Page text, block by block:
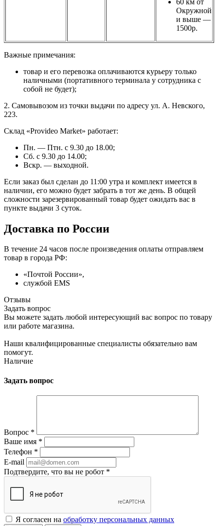
Окружной
и выше —
1500р.
Важные примечания:
товар и его перевозка оплачиваются курьеру только
наличными (портативного терминала у сотрудника с
собой не будет);
2. Самовывозом из точки выдачи по адресу ул. А. Невского,
223.
Склад «Provideo Market» работает:
Пн. — Птн. с 9.30 до 18.00;
Сб. с 9.30 до 14.00;
Вскр. — выходной.
Если заказ был сделан до 11:00 утра и комплект имеется в
наличии, его можно будет забрать в тот же день. В общей
сложности зарезервированный товар будет ожидать вас в
пункте выдачи 3 суток.
Доставка по России
В течение 24 часов после произведения оплаты отправляем
товар в города РФ:
«Почтой России»,
службой EMS
Отзывы
Задать вопрос
Вы можете задать любой интересующий вас вопрос по товару
или работе магазина.
Наши квалифицированные специалисты обязательно вам
помогут.
Наличие
Задать вопрос
Вопрос *
Ваше имя *
Телефон *
E-mail
Подтвердите, что вы не робот *
Я согласен на обработку персональных данных